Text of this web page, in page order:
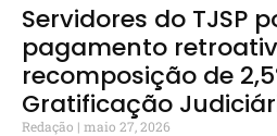
Servidores do TJSP
pagamento
recomposição de
Gratificação
Redação maio 27, 2026